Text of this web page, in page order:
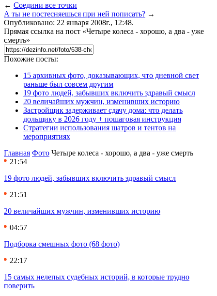
← Соедини все точки
А ты не постесняешься при ней пописать? →
Опубликовано: 22 января 2008г., 12:48.
Прямая ссылка на пост «Четыре колеса - хорошо, а два - уже
смерть»
Похожие посты:
15 архивных фото, доказывающих, что дневной свет
раньше был совсем другим
19 фото людей, забывших включить здравый смысл
20 величайших мужчин, изменивших историю
Застройщик задерживает сдачу дома: что делать
дольщику в 2026 году + пошаговая инструкция
Стратегии использования шатров и тентов на
мероприятиях
Главная Фото Четыре колеса - хорошо, а два - уже смерть
21:54
19 фото людей, забывших включить здравый смысл
21:51
20 величайших мужчин, изменивших историю
04:57
Подборка смешных фото (68 фото)
22:17
15 самых нелепых судебных историй, в которые трудно
поверить